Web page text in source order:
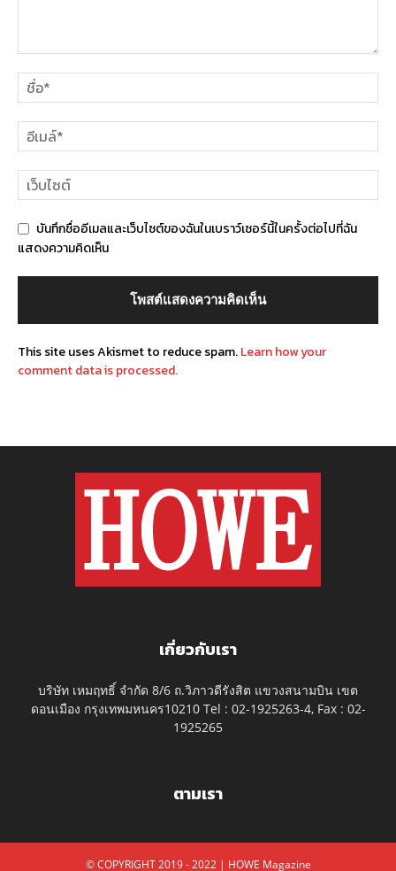
บันทึกชื่ออีเมลและเว็บไซต์ของฉันในเบราว์เซอร์นี้ในครั้งต่อไปที่ฉัน
แสดงความคิดเห็น
This site uses Akismet to reduce spam.Learn how your
comment data is processed.
เกี่ยวกับเรา
บริษัท เหมฤทธิ์ จำกัด 8/6 ถ.วิภาวดีรังสิต แขวงสนามบิน เขต
ดอนเมือง กรุงเทพมหนคร10210 Tel : 02-1925263-4, Fax : 02-
1925265
ตามเรา
© COPYRIGHT 2019 - 2022 | HOWE Magazine